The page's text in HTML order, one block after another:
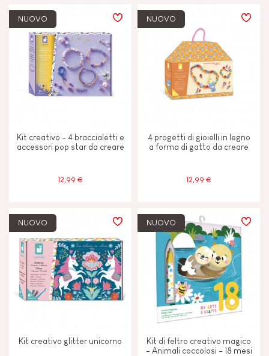
NUOVO
Kit creativo - 4 braccialetti e
accessori pop star da creare
12,99 €
NUOVO
4 progetti di gioielli in legno
a forma di gatto da creare
12,99 €
NUOVO
Kit creativo glitter unicorno
NUOVO
Kit di feltro creativo magico
- Animali coccolosi - 18 mesi